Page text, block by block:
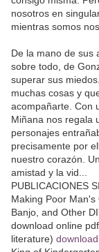
nosotros en
mientras somos
De la mano de sus
sobre todo, de
superar sus
muchas cosas y
acompañarte. Con
Miñana nos regala
personajes
precisamente por
nuestro corazón.
amistad y la vid...
PUBLICACIONES
Making Poor
Banjo, and Other
download online
literature)